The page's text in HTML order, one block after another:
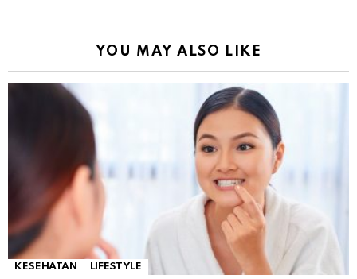
YOU MAY ALSO LIKE
KESEHATAN LIFESTYLE